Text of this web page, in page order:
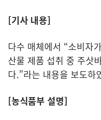
[기사 내용]
다수 매체에서 “소비자
산물 제품 섭취 중 주삿
다.”라는 내용을 보도하
[농식품부 설명]